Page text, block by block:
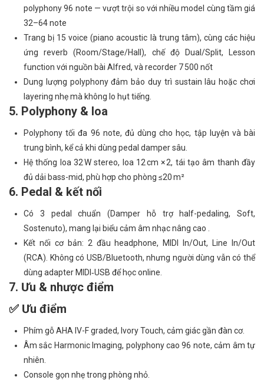
polyphony 96 note — vượt trội so với nhiều model cùng tầm giá
32–64 note
Trang bị 15 voice (piano acoustic là trung tâm), cùng các hiệu
ứng reverb (Room/Stage/Hall), chế độ Dual/Split, Lesson
function với nguồn bài Alfred, và recorder 7 500 nốt
Dung lượng polyphony đảm bảo duy trì sustain lâu hoặc chơi
layering nhẹ mà không lo hụt tiếng.
5. Polyphony & loa
Polyphony tối đa 96 note, đủ dùng cho học, tập luyện và bài
trung bình, kể cả khi dùng pedal damper sâu.
Hệ thống loa 32 W stereo, loa 12 cm × 2, tái tạo âm thanh đầy
đủ dải bass-mid, phù hợp cho phòng ≤20 m²
6. Pedal & kết nối
Có 3 pedal chuẩn (Damper hỗ trợ half-pedaling, Soft,
Sostenuto), mang lại biểu cảm âm nhạc nâng cao .
Kết nối cơ bản: 2 đầu headphone, MIDI In/Out, Line In/Out
(RCA). Không có USB/Bluetooth, nhưng người dùng vẫn có thể
dùng adapter MIDI‑USB để học online.
7. Ưu & nhược điểm
✅ Ưu điểm
Phím gỗ AHA IV-F graded, Ivory Touch, cảm giác gần đàn cơ.
Âm sắc Harmonic Imaging, polyphony cao 96 note, cảm âm tự
nhiên.
Console gọn nhẹ trong phòng nhỏ.